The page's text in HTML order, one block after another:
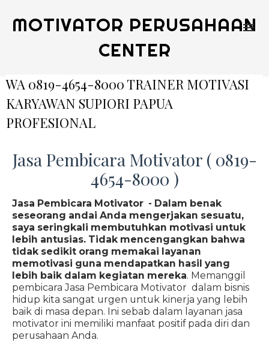
MOTIVATOR PERUSAHAAN
CENTER
WA 0819-4654-8000 TRAINER MOTIVASI
KARYAWAN SUPIORI PAPUA
PROFESIONAL
Jasa Pembicara Motivator ( 0819-
4654-8000 )
Jasa Pembicara Motivator - Dalam benak
seseorang andai Anda mengerjakan sesuatu,
saya seringkali membutuhkan motivasi untuk
lebih antusias. Tidak mencengangkan bahwa
tidak sedikit orang memakai layanan
memotivasi guna mendapatkan hasil yang
lebih baik dalam kegiatan mereka. Memanggil
pembicara Jasa Pembicara Motivator dalam bisnis
hidup kita sangat urgen untuk kinerja yang lebih
baik di masa depan. Ini sebab dalam layanan jasa
motivator ini memiliki manfaat positif pada diri dan
perusahaan Anda.